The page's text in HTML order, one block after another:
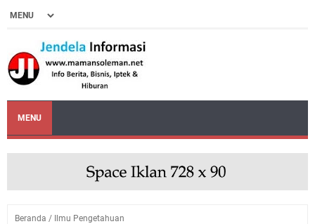
MENU
Beranda / Ilmu Pengetahuan